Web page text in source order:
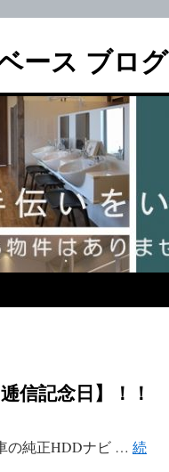
ース ブログ
信記念日】！！
の純正HDDナビ … 続